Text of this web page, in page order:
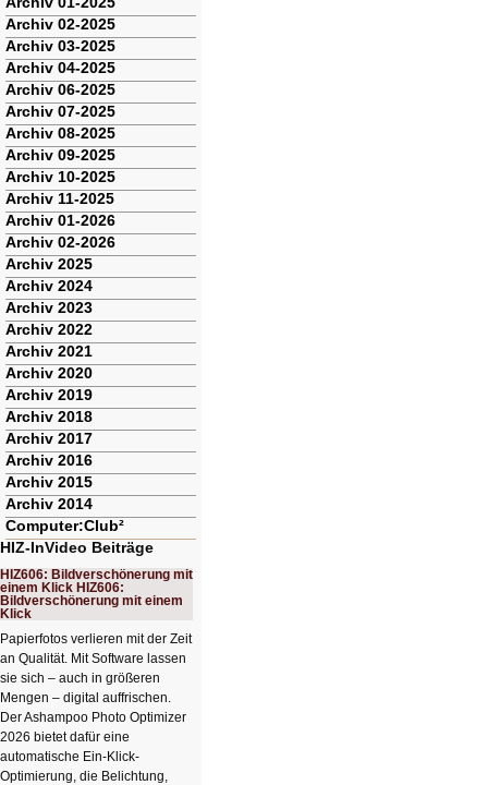
überspringen
Archiv 02-2025
Archiv 03-2025
Archiv 04-2025
Archiv 06-2025
Archiv 07-2025
Archiv 08-2025
Archiv 09-2025
Archiv 10-2025
Archiv 11-2025
Archiv 01-2026
Archiv 02-2026
Archiv 2025
Archiv 2024
Archiv 2023
Archiv 2022
Archiv 2021
Archiv 2020
Archiv 2019
Archiv 2018
Archiv 2017
Archiv 2016
Archiv 2015
Archiv 2014
Computer:Club²
HIZ-InVideo Beiträge
HIZ606: Bildverschönerung mit
einem Klick HIZ606:
Bildverschönerung mit einem
Klick
Papierfotos verlieren mit der Zeit
an Qualität. Mit Software lassen
sie sich – auch in größeren
Mengen – digital auffrischen.
Der Ashampoo Photo Optimizer
2026 bietet dafür eine
automatische Ein-Klick-
Optimierung, die Belichtung,